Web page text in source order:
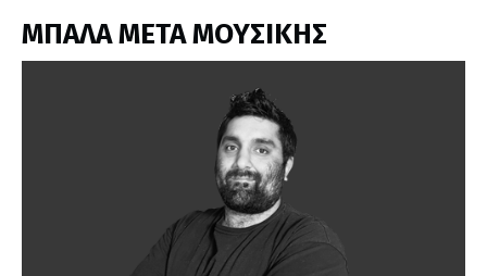
ΜΠΑΛΑ ΜΕΤΑ ΜΟΥΣΙΚΗΣ